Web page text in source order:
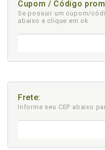
Cupom / Código
Se possuir um cupom/
abaixo e clique em ok
Frete:
Informe seu CEP abaixo